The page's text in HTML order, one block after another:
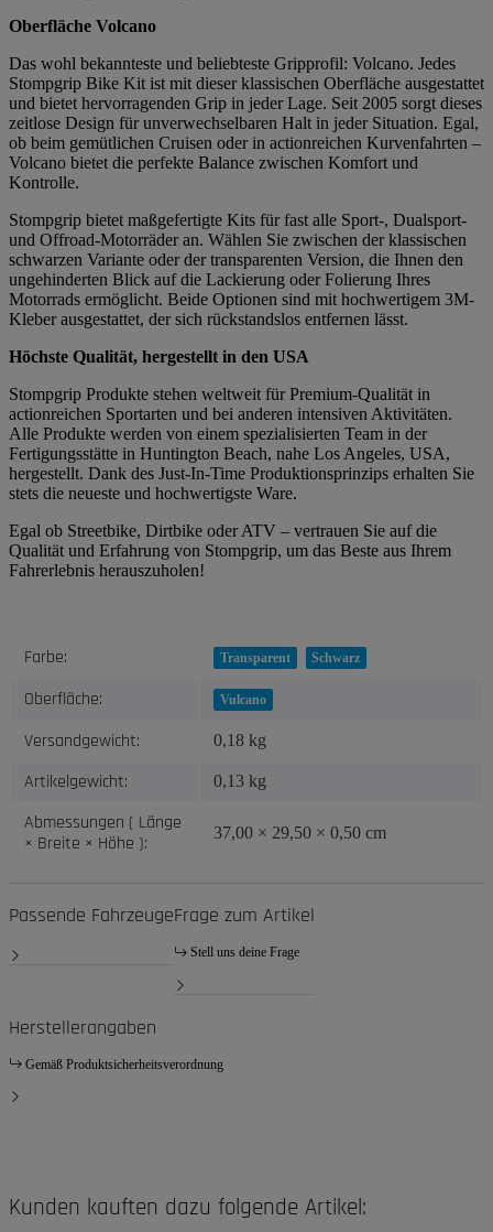
Oberfläche Volcano
Das wohl bekannteste und beliebteste Gripprofil: Volcano. Jedes
Stompgrip Bike Kit ist mit dieser klassischen Oberfläche ausgestattet
und bietet hervorragenden Grip in jeder Lage. Seit 2005 sorgt dieses
zeitlose Design für unverwechselbaren Halt in jeder Situation. Egal,
ob beim gemütlichen Cruisen oder in actionreichen Kurvenfahrten –
Volcano bietet die perfekte Balance zwischen Komfort und
Kontrolle.
Stompgrip bietet maßgefertigte Kits für fast alle Sport-, Dualsport-
und Offroad-Motorräder an. Wählen Sie zwischen der klassischen
schwarzen Variante oder der transparenten Version, die Ihnen den
ungehinderten Blick auf die Lackierung oder Folierung Ihres
Motorrads ermöglicht. Beide Optionen sind mit hochwertigem 3M-
Kleber ausgestattet, der sich rückstandslos entfernen lässt.
Höchste Qualität, hergestellt in den USA
Stompgrip Produkte stehen weltweit für Premium-Qualität in
actionreichen Sportarten und bei anderen intensiven Aktivitäten.
Alle Produkte werden von einem spezialisierten Team in der
Fertigungsstätte in Huntington Beach, nahe Los Angeles, USA,
hergestellt. Dank des Just-In-Time Produktionsprinzips erhalten Sie
stets die neueste und hochwertigste Ware.
Egal ob Streetbike, Dirtbike oder ATV – vertrauen Sie auf die
Qualität und Erfahrung von Stompgrip, um das Beste aus Ihrem
Fahrerlebnis herauszuholen!
Produkteigenschaft
Wert
Farbe: Transparent Schwarz
Oberfläche: Vulcano
Versandgewicht: 0,18 kg
Artikelgewicht: 0,13 kg
Abmessungen ( Länge
× Breite × Höhe ):
37,00 × 29,50 × 0,50 cm
Passende FahrzeugeFrage zum Artikel
Stell uns deine Frage
Herstellerangaben
Gemäß Produktsicherheitsverordnung
Kunden kauften dazu folgende Artikel: